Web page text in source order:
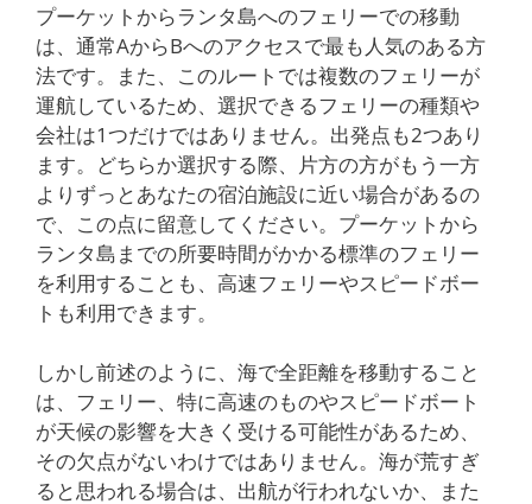
プーケットからランタ島へのフェリーでの移動
は、通常AからBへのアクセスで最も人気のある方
法です。また、このルートでは複数のフェリーが
運航しているため、選択できるフェリーの種類や
会社は1つだけではありません。出発点も2つあり
ます。どちらか選択する際、片方の方がもう一方
よりずっとあなたの宿泊施設に近い場合があるの
で、この点に留意してください。プーケットから
ランタ島までの所要時間がかかる標準のフェリー
を利用することも、高速フェリーやスピードボー
トも利用できます。
しかし前述のように、海で全距離を移動すること
は、フェリー、特に高速のものやスピードボート
が天候の影響を大きく受ける可能性があるため、
その欠点がないわけではありません。海が荒すぎ
ると思われる場合は、出航が行われないか、また